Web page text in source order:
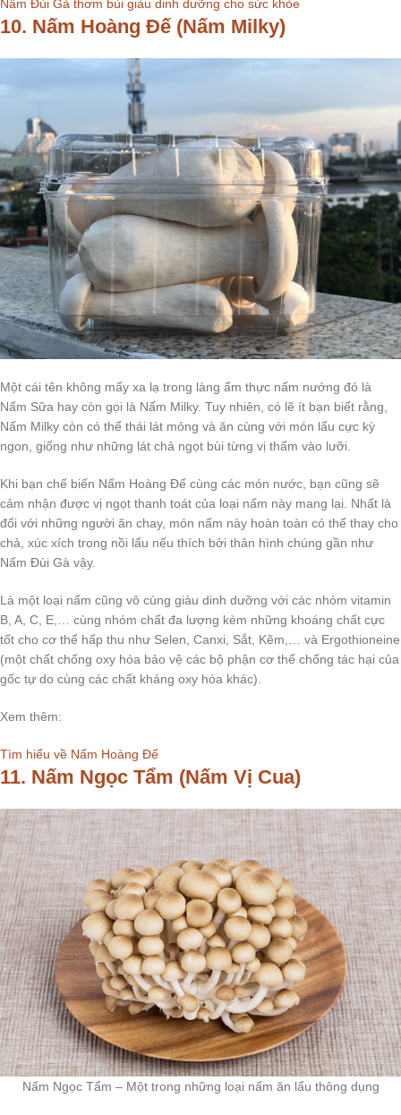
Nấm Đùi Gà thơm bùi giàu dinh dưỡng cho sức khỏe
10. Nấm Hoàng Đế (Nấm Milky)
Một cái tên không mấy xa lạ trong làng ẩm thực nấm nướng đó là
Nấm Sữa hay còn gọi là Nấm Milky. Tuy nhiên, có lẽ ít bạn biết rằng,
Nấm Milky còn có thể thái lát mỏng và ăn cùng với món lẩu cực kỳ
ngon, giống như những lát chả ngọt bùi từng vị thấm vào lưỡi.
Khi bạn chế biến Nấm Hoàng Đế cùng các món nước, bạn cũng sẽ
cảm nhận được vị ngọt thanh toát của loại nấm này mang lại. Nhất là
đối với những người ăn chay, món nấm này hoàn toàn có thể thay cho
chả, xúc xích trong nồi lẩu nếu thích bởi thân hình chúng gần như
Nấm Đùi Gà vậy.
Là một loại nấm cũng vô cùng giàu dinh dưỡng với các nhóm vitamin
B, A, C, E,… cùng nhóm chất đa lượng kèm những khoáng chất cực
tốt cho cơ thể hấp thu như Selen, Canxi, Sắt, Kẽm,… và Ergothioneine
(một chất chống oxy hóa bảo vệ các bộ phận cơ thể chống tác hại của
gốc tự do cùng các chất kháng oxy hóa khác).
Xem thêm:
Tìm hiểu về Nấm Hoàng Đế
11. Nấm Ngọc Tẩm (Nấm Vị Cua)
Nấm Ngọc Tẩm – Một trong những loại nấm ăn lẩu thông dụng